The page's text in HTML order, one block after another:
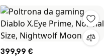
399,99 €